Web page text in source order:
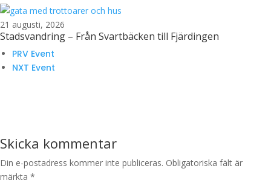
21 augusti, 2026
Stadsvandring – Från Svartbäcken till Fjärdingen
PRV Event
NXT Event
Skicka kommentar
Din e-postadress kommer inte publiceras. Obligatoriska fält är
märkta *